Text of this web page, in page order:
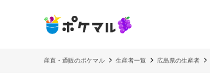
産直・通販のポケマル 生産者一覧 広島県の生産者